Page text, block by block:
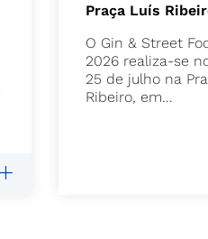
Praça Luís
O Gin & Street
2026 realiza-se
25 de julho na
Ribeiro, em...